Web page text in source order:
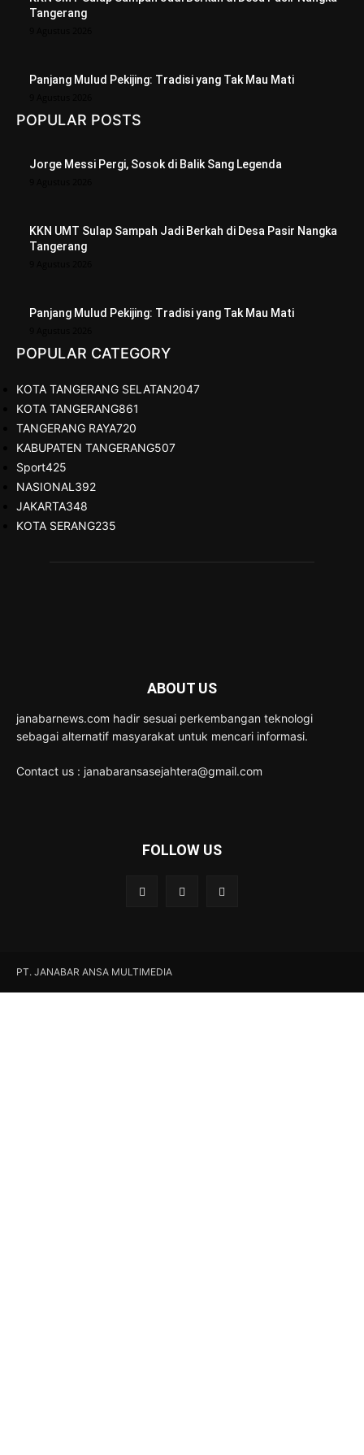
Tangerang
Panjang Mulud Pekijing: Tradisi yang Tak Mau Mati
POPULAR POSTS
Jorge Messi Pergi, Sosok di Balik Sang Legenda
KKN UMT Sulap Sampah Jadi Berkah di Desa Pasir Nangka
Tangerang
Panjang Mulud Pekijing: Tradisi yang Tak Mau Mati
POPULAR CATEGORY
KOTA TANGERANG SELATAN2047
KOTA TANGERANG861
TANGERANG RAYA720
KABUPATEN TANGERANG507
Sport425
NASIONAL 392
JAKARTA348
KOTA SERANG235
ABOUT US
janabarnews.com hadir sesuai perkembangan teknologi
sebagai alternatif masyarakat untuk mencari informasi.
Contact us : janabaransasejahtera@gmail.com
FOLLOW US
PT. JANABAR ANSA MULTIMEDIA